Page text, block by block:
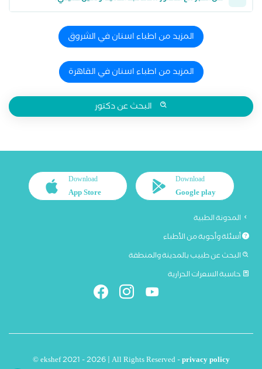
المزيد من اطباء اسنان في الشروق
المزيد من اطباء اسنان في القاهرة
البحث عن دكتور
Download
Google play
Download
App Store
المدونة الطبية
أسئلة وأجوبة من الأطباء
البحث عن طبيب بالمدينة والمنطقة
حاسبة السعرات الحرارية
© ekshef 2021 - 2026 | All Rights Reserved -privacy policy